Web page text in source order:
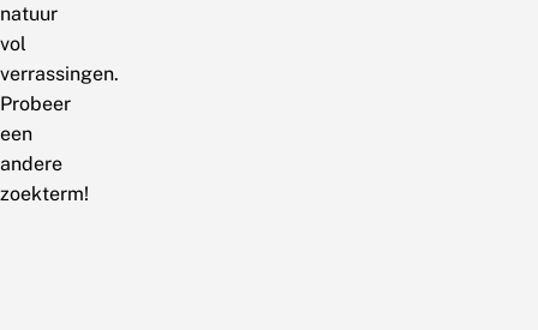
natuur
vol
verrassingen.
Probeer
een
andere
zoekterm!